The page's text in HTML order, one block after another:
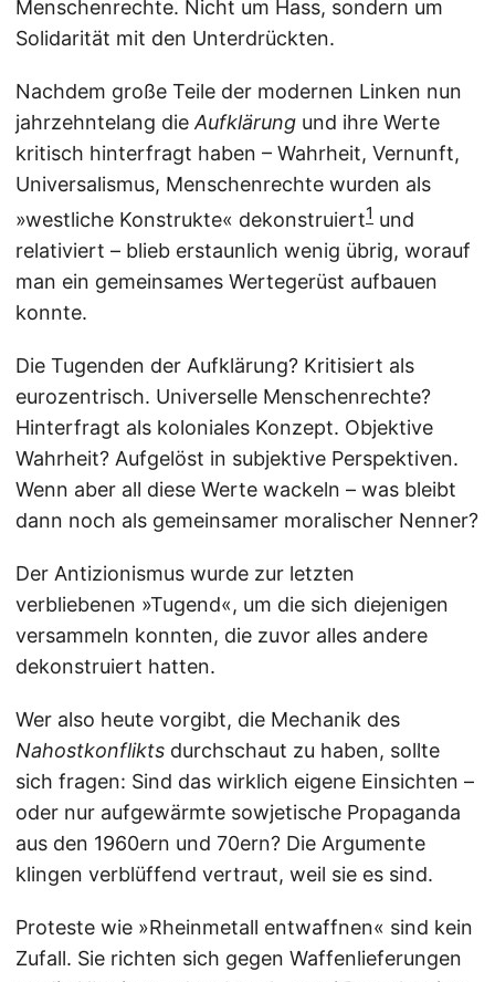
Menschenrechte. Nicht um Hass, sondern um
Solidarität mit den Unterdrückten.
Nachdem große Teile der modernen Linken nun
jahrzehntelang die Aufklärung und ihre Werte
kritisch hinterfragt haben – Wahrheit, Vernunft,
Universalismus, Menschenrechte wurden als
»westliche Konstrukte« dekonstruiert1 und
relativiert – blieb erstaunlich wenig übrig, worauf
man ein gemeinsames Wertegerüst aufbauen
konnte.
Die Tugenden der Aufklärung? Kritisiert als
eurozentrisch. Universelle Menschenrechte?
Hinterfragt als koloniales Konzept. Objektive
Wahrheit? Aufgelöst in subjektive Perspektiven.
Wenn aber all diese Werte wackeln – was bleibt
dann noch als gemeinsamer moralischer Nenner?
Der Antizionismus wurde zur letzten
verbliebenen »Tugend«, um die sich diejenigen
versammeln konnten, die zuvor alles andere
dekonstruiert hatten.
Wer also heute vorgibt, die Mechanik des
Nahostkonflikts durchschaut zu haben, sollte
sich fragen: Sind das wirklich eigene Einsichten –
oder nur aufgewärmte sowjetische Propaganda
aus den 1960ern und 70ern? Die Argumente
klingen verblüffend vertraut, weil sie es sind.
Proteste wie »Rheinmetall entwaffnen« sind kein
Zufall. Sie richten sich gegen Waffenlieferungen